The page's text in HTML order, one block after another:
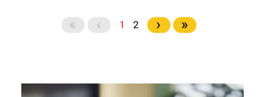
« ‹ 1 2 › »